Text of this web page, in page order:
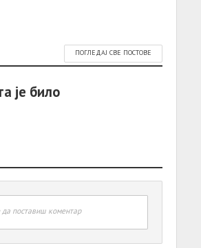
ПОГЛЕДАЈ СВЕ ПОСТОВЕ
је било
поставиш коментар